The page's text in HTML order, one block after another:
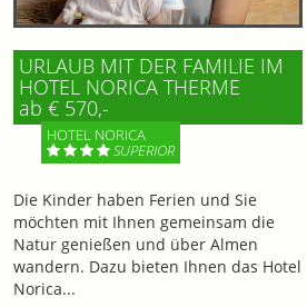
URLAUB MIT DER FAMILIE IM
HOTEL NORICA THERME
ab € 570,-
HOTEL NORICA
SUPERIOR
Die Kinder haben Ferien und Sie
möchten mit Ihnen gemeinsam die
Natur genießen und über Almen
wandern. Dazu bieten Ihnen das Hotel
Norica...